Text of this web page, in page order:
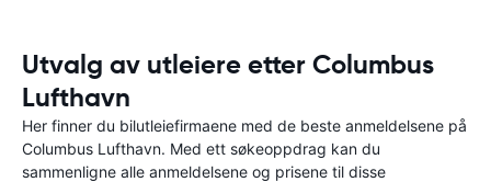
Utvalg av utleiere etter Columbus
Lufthavn
Her finner du bilutleiefirmaene med de beste anmeldelsene på
Columbus Lufthavn. Med ett søkeoppdrag kan du
sammenligne alle anmeldelsene og prisene til disse